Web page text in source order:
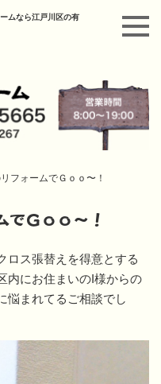
ムなら江戸川区の有
フォームでＧｏｏ〜！
でＧｏｏ〜！
ス張替えを得意とする
内にお住まいのI様からの
悩まれてるご相談でし